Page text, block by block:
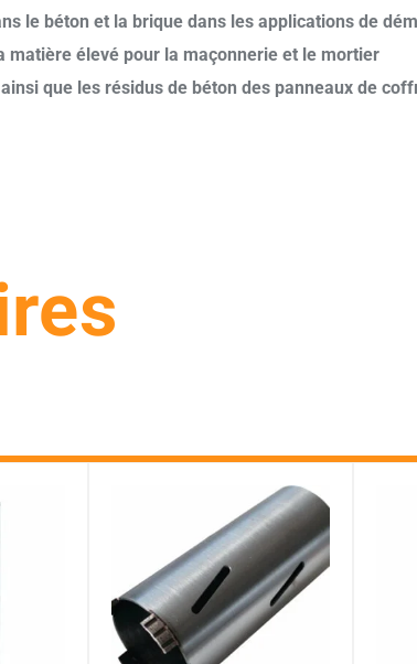
le béton et la brique dans les applications de
matière élevé pour la maçonnerie et le mortier
que les résidus de béton des panneaux de